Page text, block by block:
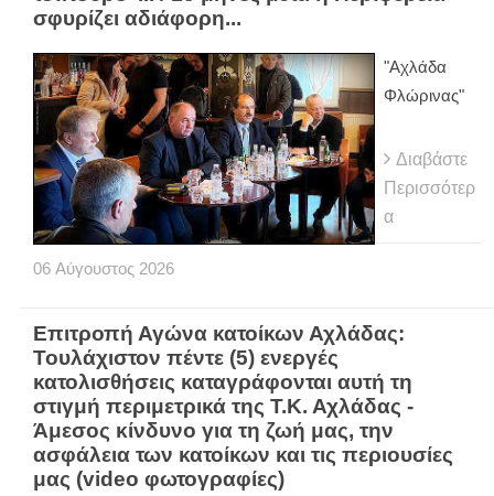
σφυρίζει αδιάφορη...
"Αχλάδα
Φλώρινας"
Διαβάστε
Περισσότερ
α
06 Αύγουστος 2026
Eπιτροπή Αγώνα κατοίκων Αχλάδας:
Τουλάχιστον πέντε (5) ενεργές
κατολισθήσεις καταγράφονται αυτή τη
στιγμή περιμετρικά της Τ.Κ. Αχλάδας -
Άμεσος κίνδυνο για τη ζωή μας, την
ασφάλεια των κατοίκων και τις περιουσίες
μας (video φωτογραφίες)